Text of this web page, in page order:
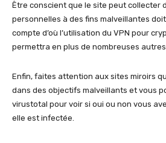
Être conscient que le site peut collecter
personnelles à des fins malveillantes
compte d’où l’utilisation du VPN pour
permettra en plus de nombreuses
Enfin, faites attention aux sites miroirs
dans des objectifs malveillants et vous
virustotal pour voir si oui ou non vous
elle est infectée.